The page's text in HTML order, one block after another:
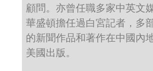
顧問。亦曾任職多家中英文
華盛頓擔任過白宮記者，多
的新聞作品和著作在中國內
美國出版。